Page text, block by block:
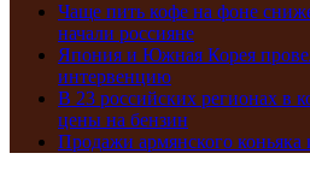
Чаще пить кофе на фоне
начали россияне
Япония и Южная Корея
интервенцию
В 23 российских регионах в
цены на бензин
Продажи армянского коньяка